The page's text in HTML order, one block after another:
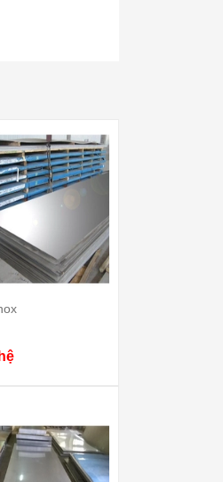
Nguyễn Văn
17/ 04/ 2025
Phở là món ăn thơm ngon